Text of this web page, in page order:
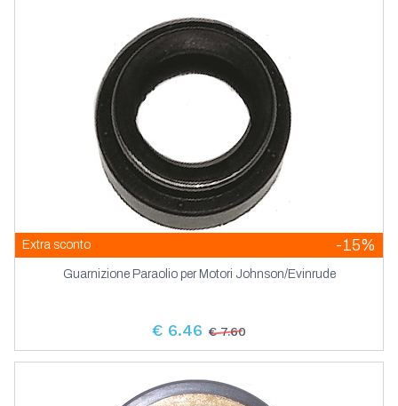
Extra sconto -15%
Guarnizione Paraolio per Motori Johnson/Evinrude
€ 6.46 € 7.60